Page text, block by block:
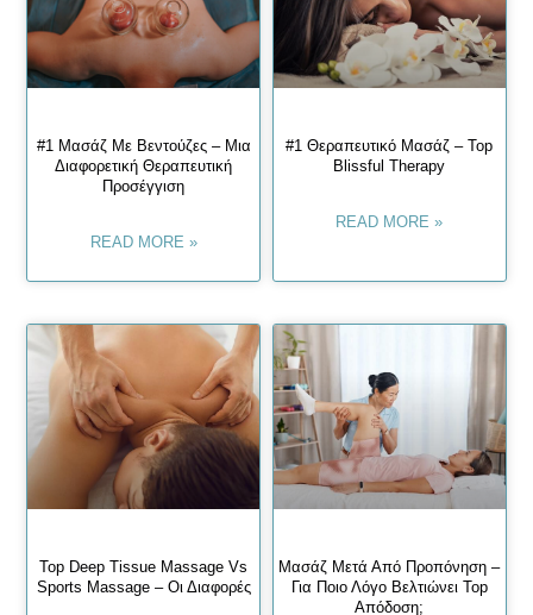
#1 Μασάζ Με Βεντούζες – Μια
Διαφορετική Θεραπευτική
Προσέγγιση
READ MORE »
#1 Θεραπευτικό Μασάζ – Top
Blissful Therapy
READ MORE »
Top Deep Tissue Massage Vs
Sports Massage – Οι Διαφορές
Μασάζ Μετά Από Προπόνηση –
Για Ποιο Λόγο Βελτιώνει Top
Απόδοση;